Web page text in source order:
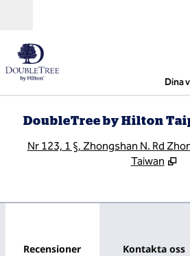
Dina
DoubleTree by Hilton
Nr 123, 1 §, Zhongshan N. Rd
Taiwan
Recensioner Kontakta oss